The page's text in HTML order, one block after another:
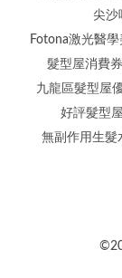
尖沙
Fotona激光醫
髮型屋消費券
九龍區髮型屋
好評髮型
無副作用生髮